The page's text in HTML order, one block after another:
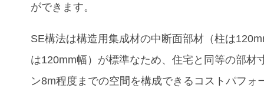
ができます。
SE構法は構造用集成材の中断面部材（柱は
は120mm幅）が標準なため、住宅と同等の部材
ン8m程度までの空間を構成できるコストパフォ